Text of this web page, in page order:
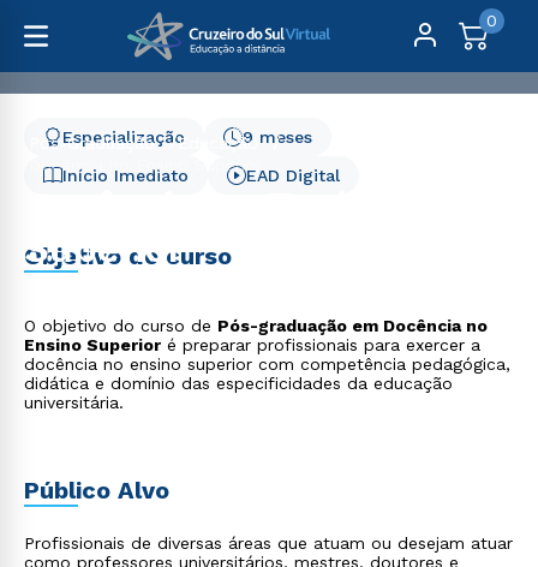
0
Pós-Graduação
Educação
Docência no Ensino Superior
Superior
Início Imediato
9 meses
Especialização
EAD Digital
Objetivo do curso
O objetivo do curso de Pós-graduação em Docência no
Ensino Superior é preparar profissionais para exercer a
docência no ensino superior com competência pedagógica,
didática e domínio das especificidades da educação
universitária.
Público Alvo
Profissionais de diversas áreas que atuam ou desejam atuar
como professores universitários, mestres, doutores e